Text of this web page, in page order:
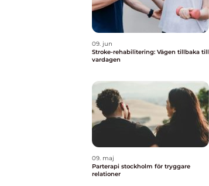
09. jun
Stroke-rehabilitering: Vägen tillbaka till
vardagen
09. maj
Parterapi stockholm för tryggare
relationer